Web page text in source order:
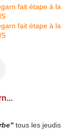
tous les jeudis